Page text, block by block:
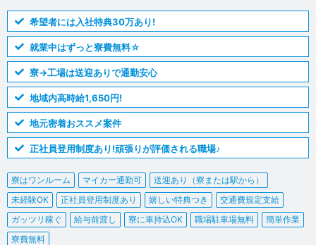
希望者には入社特典30万あり!
就業中はずっと寮費無料☆
寮→工場は送迎ありで通勤安心
地域内高時給1,650円!
地元密着おススメ案件
正社員登用制度あり!頑張りが評価される職場♪
寮はワンルーム マイカー通勤可
送迎あり（寮または駅から）
未経験OK
正社員登用制度あり 嬉しい特典つき
交通費規定支給
ガッツリ稼ぐ
給与前渡し 寮に車持込OK 職場駐車場無料
簡単作業
寮費無料